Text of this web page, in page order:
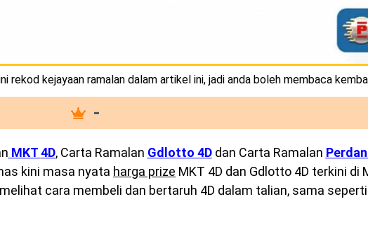
rekod kejayaan ramalan dalam artikel ini, jadi anda boleh membaca
-
MKT4D, Carta Ramalan Gdlotto 4Ddan Carta Ramalan
kini masa nyata harga prize MKT 4D dan Gdlotto 4D terkini di
cara membeli dan bertaruh 4D dalam talian, sama